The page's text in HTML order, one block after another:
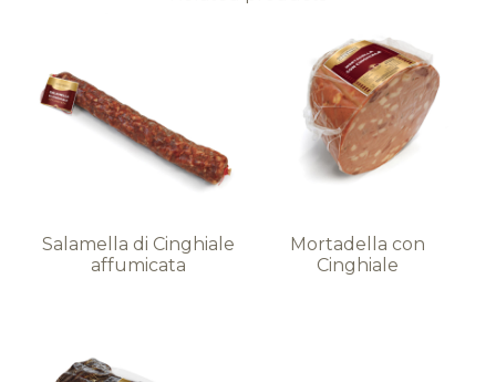
Salamella di Cinghiale
affumicata
Mortadella con
Cinghiale